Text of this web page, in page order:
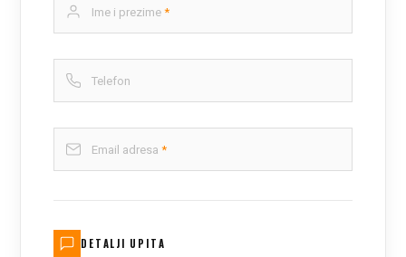
Ime i prezime*
Telefon
Email adresa*
DETALJI UPITA